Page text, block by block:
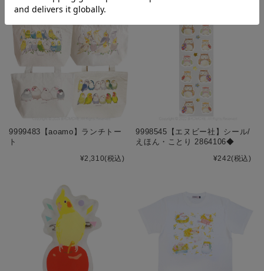
9999483【aoamo】ランチトー
ト
¥2,310(税込)
9998545【エヌビー社】シール/
えほん・ことり 2864106◆
¥242(税込)